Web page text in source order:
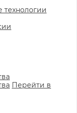
технологии
Перейти в